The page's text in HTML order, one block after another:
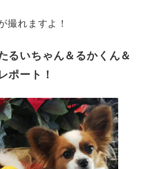
撮れますよ！
るいちゃん＆るかくん＆
ポート！